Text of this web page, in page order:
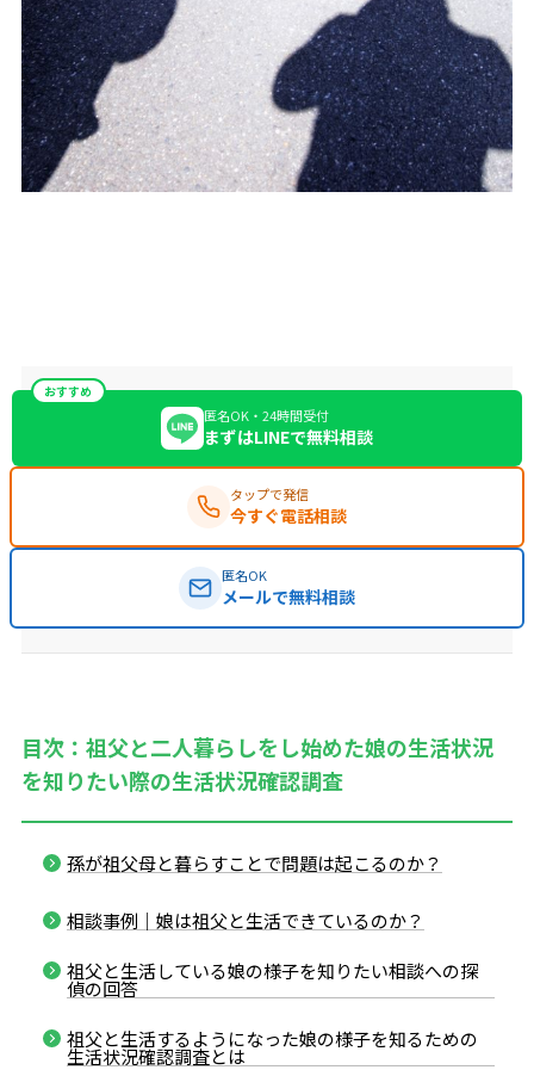
おすすめ
匿名OK・24時間受付
まずはLINEで無料相談
タップで発信
今すぐ電話相談
匿名OK
メールで無料相談
目次：祖父と二人暮らしをし始めた娘の生活状況
を知りたい際の生活状況確認調査
孫が祖父母と暮らすことで問題は起こるのか？
相談事例｜娘は祖父と生活できているのか？
祖父と生活している娘の様子を知りたい相談への探
偵の回答
祖父と生活するようになった娘の様子を知るための
生活状況確認調査とは